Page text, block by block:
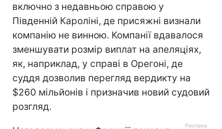
включно з недавньою справою у
Південній Кароліні, де присяжні визнали
компанію не винною. Компанії вдавалося
зменшувати розмір виплат на апеляціях,
як, наприклад, у справі в Орегоні, де
суддя дозволив перегляд вердикту на
$260 мільйонів і призначив новий судовий
розгляд.